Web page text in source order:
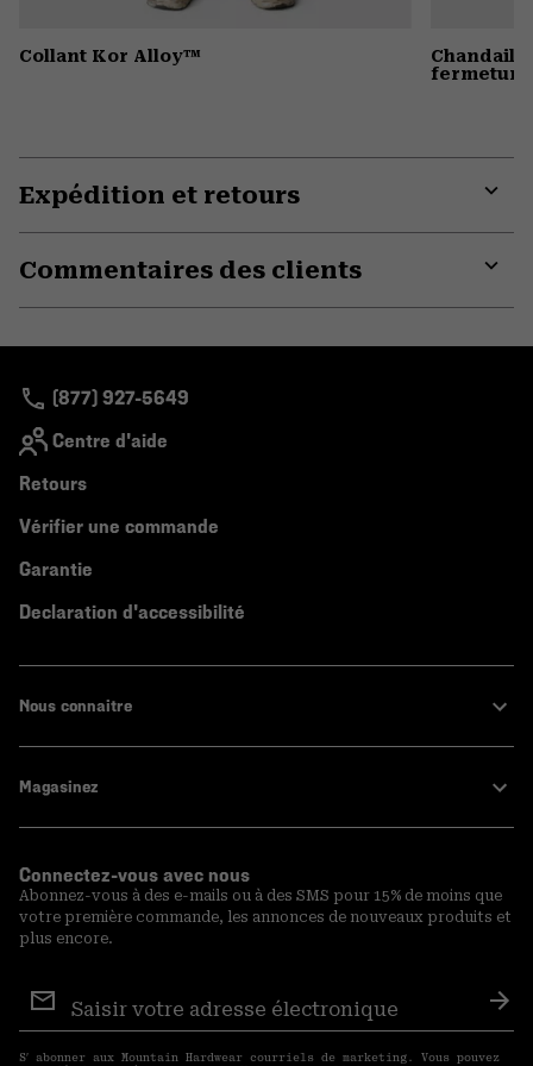
Collant Kor Alloy™
Chandail
fermeture
Expédition et retours
Commentaires des clients
(877) 927-5649
Centre d'aide
Retours
Vérifier une commande
Garantie
Declaration d'accessibilité
Nous connaitre
Magasinez
Connectez-vous avec nous
Abonnez-vous à des e-mails ou à des SMS pour 15% de moins que
votre première commande, les annonces de nouveaux produits et
plus encore.
aux
courriels
S′ abonner aux Mountain Hardwear courriels de marketing. Vous pouvez